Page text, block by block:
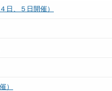
、５日開催）
）